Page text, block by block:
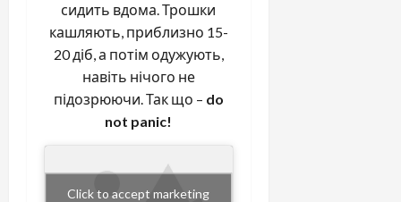
сидить вдома. Трошки
кашляють, приблизно 15-
20 діб, а потім одужують,
навіть нічого не
підозрюючи. Так що – do
not panic!
Click to accept marketing